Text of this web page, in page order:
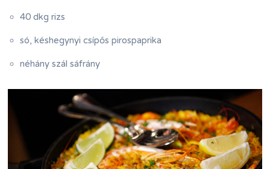
40 dkg rizs
só, késhegynyi csípős pirospaprika
néhány szál sáfrány